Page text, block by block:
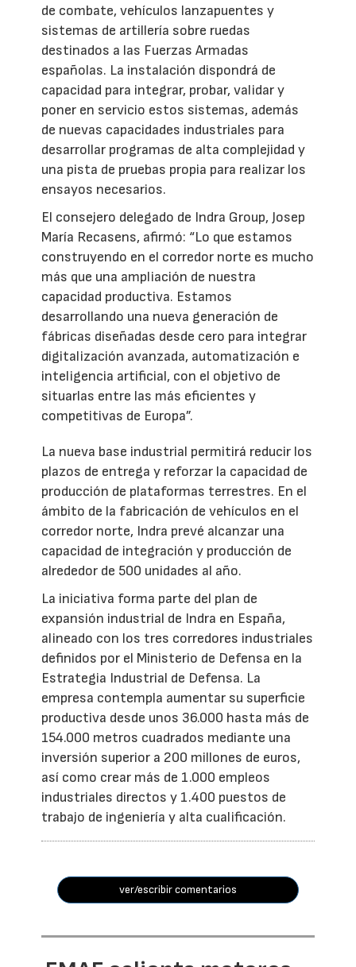
de combate, vehículos lanzapuentes y
sistemas de artillería sobre ruedas
destinados a las Fuerzas Armadas
españolas. La instalación dispondrá de
capacidad para integrar, probar, validar y
poner en servicio estos sistemas, además
de nuevas capacidades industriales para
desarrollar programas de alta complejidad y
una pista de pruebas propia para realizar los
ensayos necesarios.
El consejero delegado de Indra Group, Josep
María Recasens, afirmó: “Lo que estamos
construyendo en el corredor norte es mucho
más que una ampliación de nuestra
capacidad productiva. Estamos
desarrollando una nueva generación de
fábricas diseñadas desde cero para integrar
digitalización avanzada, automatización e
inteligencia artificial, con el objetivo de
situarlas entre las más eficientes y
competitivas de Europa”.
La nueva base industrial permitirá reducir los
plazos de entrega y reforzar la capacidad de
producción de plataformas terrestres. En el
ámbito de la fabricación de vehículos en el
corredor norte, Indra prevé alcanzar una
capacidad de integración y producción de
alrededor de 500 unidades al año.
La iniciativa forma parte del plan de
expansión industrial de Indra en España,
alineado con los tres corredores industriales
definidos por el Ministerio de Defensa en la
Estrategia Industrial de Defensa. La
empresa contempla aumentar su superficie
productiva desde unos 36.000 hasta más de
154.000 metros cuadrados mediante una
inversión superior a 200 millones de euros,
así como crear más de 1.000 empleos
industriales directos y 1.400 puestos de
trabajo de ingeniería y alta cualificación.
ver/escribir comentarios